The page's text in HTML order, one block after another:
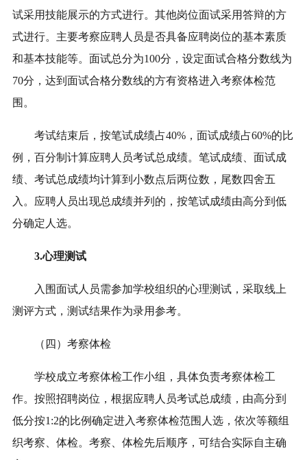
试采用技能展示的方式进行。 其他岗位面试采用答辩的方
式进行。主要考察应聘人员是否具备应聘岗位的基本素质
和基本技能等。面试总分为100分，设定面试合格分数线为
70分，达到面试合格分数线的方有资格进入考察体检范
围。
考试结束后，按笔试成绩占40%，面试成绩占60%的比
例，百分制计算应聘人员考试总成绩。笔试成绩、面试成
绩、考试总成绩均计算到小数点后两位数，尾数四舍五
入。应聘人员出现总成绩并列的，按笔试成绩由高分到低
分确定人选。
3.心理测试
入围面试人员需参加学校组织的心理测试，采取线上
测评方式，测试结果作为录用参考。
（ 四 ）考察体检
学校成立考察体检工作小组，具体负责考察体检工
作。按照招聘岗位，根据应聘人员考试总成绩，由高分到
低分按1:2的比例确定进入考察体检范围人选，依次等额组
织考察、体检。考察、体检先后顺序，可结合实际自主确